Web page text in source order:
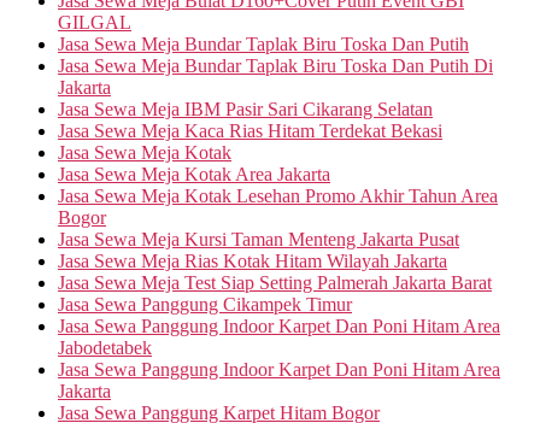
GILGAL
Jasa Sewa Meja Bundar Taplak Biru Toska Dan Putih
Jasa Sewa Meja Bundar Taplak Biru Toska Dan Putih Di
Jakarta
Jasa Sewa Meja IBM Pasir Sari Cikarang Selatan
Jasa Sewa Meja Kaca Rias Hitam Terdekat Bekasi
Jasa Sewa Meja Kotak
Jasa Sewa Meja Kotak Area Jakarta
Jasa Sewa Meja Kotak Lesehan Promo Akhir Tahun Area
Bogor
Jasa Sewa Meja Kursi Taman Menteng Jakarta Pusat
Jasa Sewa Meja Rias Kotak Hitam Wilayah Jakarta
Jasa Sewa Meja Test Siap Setting Palmerah Jakarta Barat
Jasa Sewa Panggung Cikampek Timur
Jasa Sewa Panggung Indoor Karpet Dan Poni Hitam Area
Jabodetabek
Jasa Sewa Panggung Indoor Karpet Dan Poni Hitam Area
Jakarta
Jasa Sewa Panggung Karpet Hitam Bogor